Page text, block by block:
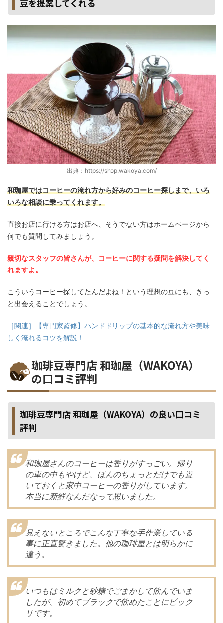
豆を提案してくれる
出典：https://shop.wakoya.com/
和珈屋ではコーヒーの淹れ方から好みのコーヒー探しまで、いろ
いろな相談に乗ってくれます。
直接お店に行ける方はお店へ、そうでない方はホームページから
何でも質問してみましょう。
親切なスタッフの皆さんが、コーヒーに関する疑問を解決してく
れますよ。
こういうコーヒー探してたんだよね！という理想の豆にも、きっ
と出会えることでしょう。
［関連］【専門家監修】ハンドドリップの基本的な淹れ方や美味
しく淹れるコツを解説！
珈琲豆専門店 和珈屋（WAKOYA）
の口コミ評判
珈琲豆専門店 和珈屋（WAKOYA）の良い口コミ
評判
和珈屋さんのコーヒーは香りがすっごい。帰り
の車の中もやけど、ほんのちょっとだけでも置
いておくと家中コーヒーの香りがしています。
本当に新鮮なんだなって思いました。
見えないところでこんな丁寧な手作業している
事に正直驚きました。他の珈琲屋とは明らかに
違う。
いつもはミルクと砂糖でごまかして飲んでいま
したが、初めてブラックで飲めたことにビック
リです。